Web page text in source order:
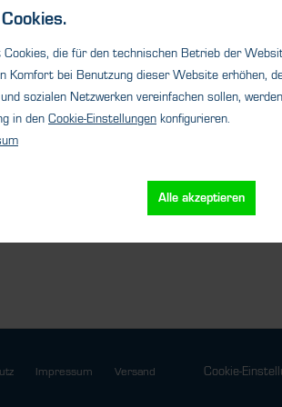
a
Impressum Versand Cookie-
die für den technischen Betrieb der
Komfort bei Benutzung dieser Website erhöhen,
sozialen Netzwerken vereinfachen sollen,
in den Cookie-Einstellungen konfigurieren.
Alle akzeptieren